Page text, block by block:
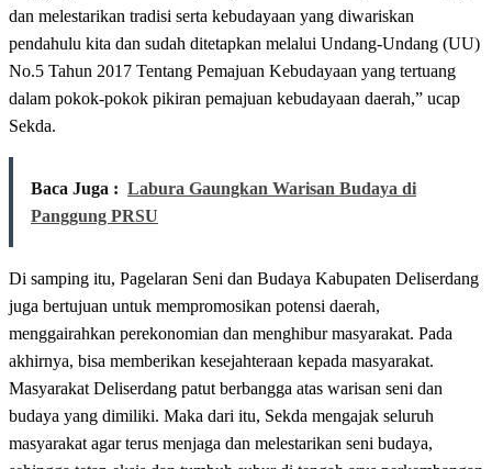
dan melestarikan tradisi serta kebudayaan yang diwariskan
pendahulu kita dan sudah ditetapkan melalui Undang-Undang (UU)
No.5 Tahun 2017 Tentang Pemajuan Kebudayaan yang tertuang
dalam pokok-pokok pikiran pemajuan kebudayaan daerah,” ucap
Sekda.
Baca Juga : Labura Gaungkan Warisan Budaya di
Panggung PRSU
Di samping itu, Pagelaran Seni dan Budaya Kabupaten Deliserdang
juga bertujuan untuk mempromosikan potensi daerah,
menggairahkan perekonomian dan menghibur masyarakat. Pada
akhirnya, bisa memberikan kesejahteraan kepada masyarakat.
Masyarakat Deliserdang patut berbangga atas warisan seni dan
budaya yang dimiliki. Maka dari itu, Sekda mengajak seluruh
masyarakat agar terus menjaga dan melestarikan seni budaya,